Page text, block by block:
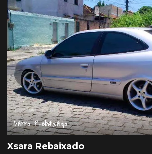
Carro Rebaixado
Xsara Rebaixado